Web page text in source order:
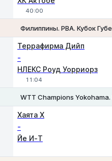
40:00
Филиппины. PBA. Кубок
Террафирма Дийп
-
НЛЕКС Роуд Уорриорз
11:04
WTT Champions
Хаята Х
-
Йе И-Т